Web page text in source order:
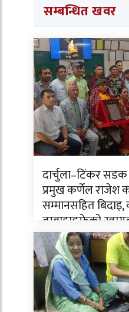
सम्बन्धित खवर
दार्चुला–टिंकर
प्रमुख कर्णेल राजेश
सम्मानसहित
तुम्बाहाङफेको